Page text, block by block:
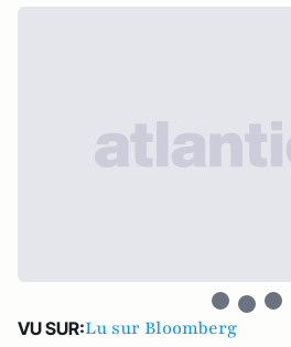
VU SUR:Lu sur Bloomberg